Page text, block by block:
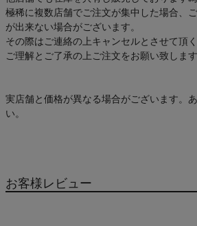
極稀に複数店舗でご注文が集中した場合、
が出来ない場合がございます。
その際はご連絡の上キャンセルとさせて頂
ご理解とご了承の上ご注文をお願い致します
実店舗と価格が異なる場合がございます。
い。
お客様レビュー